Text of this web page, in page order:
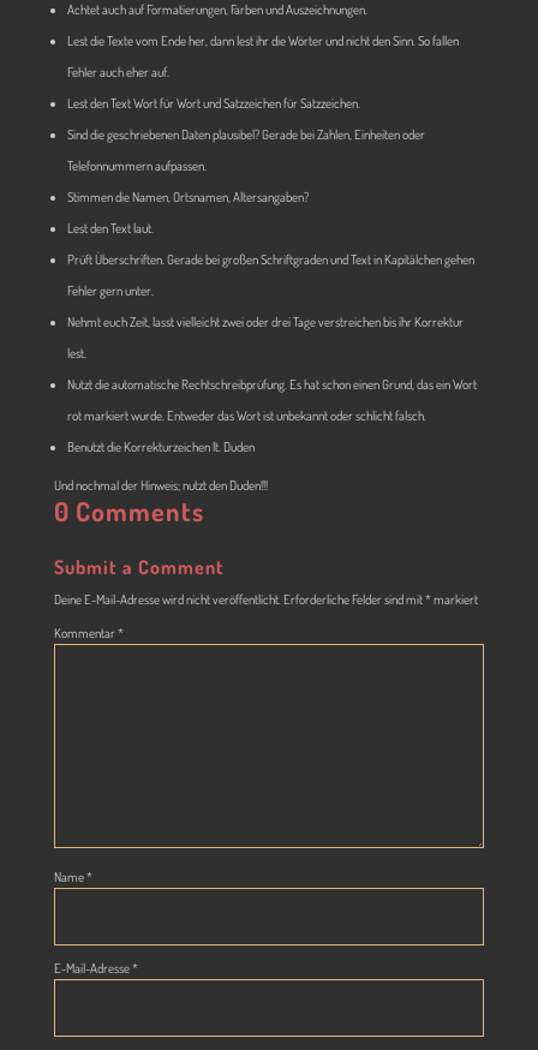
Achtet auch auf Formatierungen, Farben und Auszeichnungen.
Lest die Texte vom Ende her, dann lest ihr die Wörter und nicht den Sinn. So fallen
Fehler auch eher auf.
Lest den Text Wort für Wort und Satzzeichen für Satzzeichen.
Sind die geschriebenen Daten plausibel? Gerade bei Zahlen, Einheiten oder
Telefonnummern aufpassen.
Stimmen die Namen, Ortsnamen, Altersangaben?
Lest den Text laut.
Prüft Überschriften. Gerade bei großen Schriftgraden und Text in Kapitälchen gehen
Fehler gern unter.
Nehmt euch Zeit, lasst vielleicht zwei oder drei Tage verstreichen bis ihr Korrektur
lest.
Nutzt die automatische Rechtschreibprüfung. Es hat schon einen Grund, das ein Wort
rot markiert wurde. Entweder das Wort ist unbekannt oder schlicht falsch.
Benutzt die Korrekturzeichen lt. Duden
Und nochmal der Hinweis; nutzt den Duden!!!
0 Comments
Submit a Comment
Deine E-Mail-Adresse wird nicht veröffentlicht.Erforderliche Felder sind mit*markiert
Kommentar*
Name*
E-Mail-Adresse*